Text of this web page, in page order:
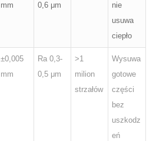
mm
0,6 μm
nie
usuwa
ciepło
±0,005
mm
Ra 0,3-
0,5 μm
>1
milion
strzałów
Wysuwa
gotowe
części
bez
uszkodz
eń